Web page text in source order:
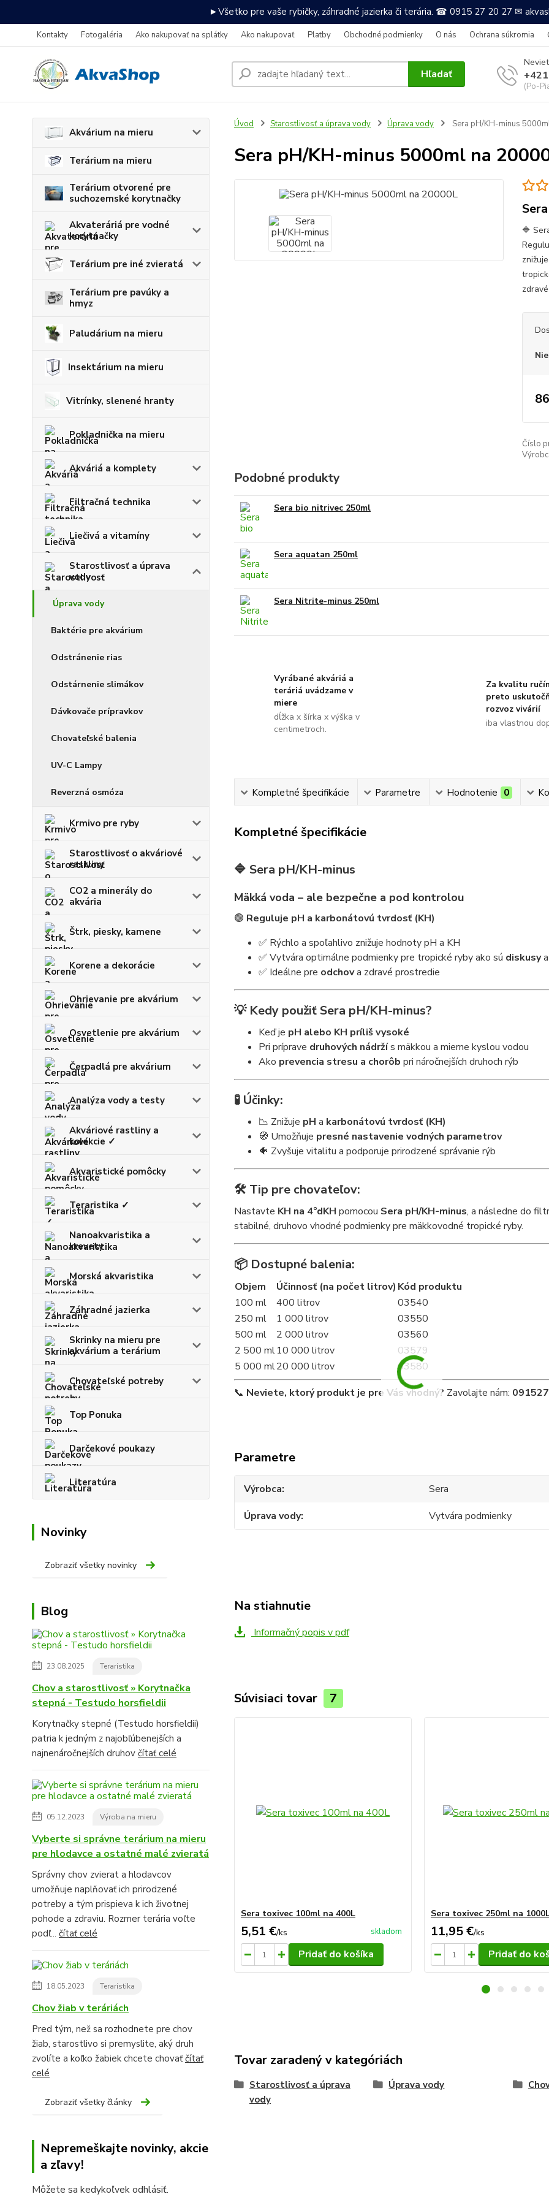
►Všetko pre vaše rybičky, záhradné jazierka či terária. ☎ 0915 27 20 27 ✉
Kontakty Fotogaléria Ako nakupovať na splátky Ako nakupovať Platby Obchodné podmienky O nás Ochrana súkromia
Hľadať
(Po-
Akvárium na mieru
Terárium na mieru
Terárium otvorené pre
suchozemské korytnačky
Akvateráriá pre vodné
korytnačky
Terárium pre iné zvieratá
Terárium pre pavúky a
hmyz
Paludárium na mieru
Insektárium na mieru
Vitrínky, slenené hranty
Pokladnička na mieru
Akváriá a komplety
Filtračná technika
Liečivá a vitamíny
Starostlivosť a úprava
vody
Úprava vody
Baktérie pre akvárium
Odstránenie rias
Odstárnenie slimákov
Dávkovače prípravkov
Chovateľské balenia
UV-C Lampy
Reverzná osmóza
Krmivo pre ryby
Starostlivosť o akváriové
rastliny
CO2 a minerály do
akvária
Štrk, piesky, kamene
Korene a dekorácie
Ohrievanie pre akvárium
Osvetlenie pre akvárium
Čerpadlá pre akvárium
Analýza vody a testy
Akváriové rastliny a
kolekcie ✓
Akvaristické pomôcky
Teraristika ✓
Nanoakvaristika a
krevety
Morská akvaristika
Záhradné jazierka
Skrinky na mieru pre
akvárium a terárium
Chovateľské potreby
Top Ponuka
Darčekové poukazy
Literatúra
Novinky
Zobraziť všetky novinky
Blog
23.08.2025 Teraristika
Chov a starostlivosť » Korytnačka
stepná - Testudo horsfieldii
Korytnačky stepné (Testudo horsfieldii)
patria k jedným z najobľúbenejších a
najnenáročnejších druhov čítať celé
05.12.2023 Výroba na mieru
Vyberte si správne terárium na mieru
pre hlodavce a ostatné malé zvieratá
Správny chov zvierat a hlodavcov
umožňuje naplňovať ich prirodzené
potreby a tým prispieva k ich životnej
pohode a zdraviu. Rozmer terária voľte
podľ... čítať celé
18.05.2023 Teraristika
Chov žiab v teráriách
Pred tým, než sa rozhodnete pre chov
žiab, starostlivo si premyslite, aký druh
zvolíte a koľko žabiek chcete chovaťčítať
celé
Zobraziť všetky články
Nepremeškajte novinky, akcie
a zľavy!
Môžete sa kedykoľvek odhlásiť.
Úvod Starostlivosť a úprava vody Úprava vody Sera pH/KH-minus
Sera pH/KH-minus 5000ml na
🔷
Číslo
Podobné produkty
Sera bio nitrivec 250ml
Sera aquatan 250ml
Sera Nitrite-minus 250ml
Vyrábané akváriá a
teráriá uvádzame v
miere
dĺžka x šírka x výška v
centimetroch.
Za kvalitu
preto
rozvoz vivárií
iba vlastnou
Kompletné špecifikácie Parametre Hodnotenie 0
Kompletné špecifikácie
🔷 Sera pH/KH-minus
Mäkká voda – ale bezpečne a pod kontrolou
🟢 Reguluje pH a karbonátovú tvrdosť (KH)
✅ Rýchlo a spoľahlivo znižuje hodnoty pH a KH
✅ Vytvára optimálne podmienky pre tropické ryby ako sú diskusy
✅ Ideálne pre odchova zdravé prostredie
💡 Kedy použiť Sera pH/KH-minus?
Keď je pH alebo KH príliš vysoké
Pri príprave druhových nádržís mäkkou a mierne kyslou vodou
Ako prevencia stresu a chorôb pri náročnejších druhoch rýb
🧪 Účinky:
📉 Znižuje pH a karbonátovú tvrdosť (KH)
🧭 Umožňuje presné nastavenie vodných parametrov
🐠 Zvyšuje vitalitu a podporuje prirodzené správanie rýb
🛠️ Tip pre chovateľov:
Nastavte KH na 4°dKH pomocou Sera pH/KH-minus, a následne do
stabilné, druhovo vhodné podmienky pre mäkkovodné tropické ryby.
📦 Dostupné balenia:
Objem Účinnosť (na počet litrov) Kód produktu
100 ml
400 litrov
03540
250 ml
1 000 litrov
03550
500 ml
2 000 litrov
03560
2 500 ml10 000 litrov
03579
5 000 ml20 000 litrov
03580
📞 Neviete, ktorý produkt je pre Vás vhodný? Zavolajte nám:
Parametre
Výrobca
Sera
Úprava vody
Vytvára podmienky
Na stiahnutie
Informačný popis v pdf
Súvisiaci tovar 7
Sera toxivec 100ml na 400L
5,51 €/ks skladom
Pridať do košíka
Sera toxivec 250ml na
11,95 €/ks
Pridať do
Tovar zaradený v kategóriách
Starostlivosť a úprava
vody
Úprava vody